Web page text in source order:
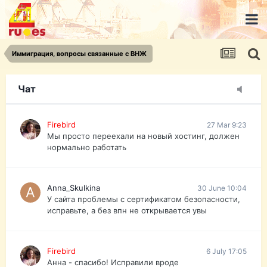
Иммиграция, вопросы связанные с ВНЖ
Чат
urist.dokument@gmail.com
https://pasport-ua.com/
Телеграмм @uristpassua
Firebird
Друзья - из России без VPN сайт и форум
Firebird 27 Mar 9:23
Мы просто переехали на новый хостинг, должен
нормально работать
Anna_Skulkina 30 June 10:04
У сайта проблемы с сертификатом безопасности,
исправьте, а без впн не открывается увы
Firebird 6 July 17:05
Анна - спасибо! Исправили вроде